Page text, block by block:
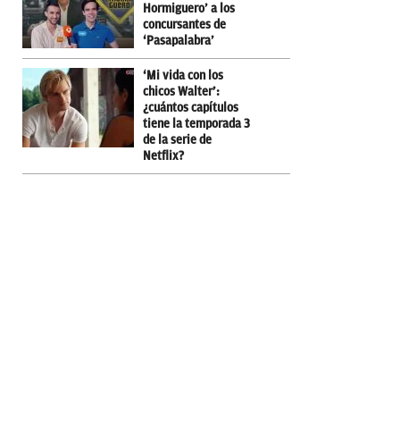
Hormiguero’ a los
concursantes de
‘Pasapalabra’
‘Mi vida con los
chicos Walter’:
¿cuántos capítulos
tiene la temporada 3
de la serie de
Netflix?